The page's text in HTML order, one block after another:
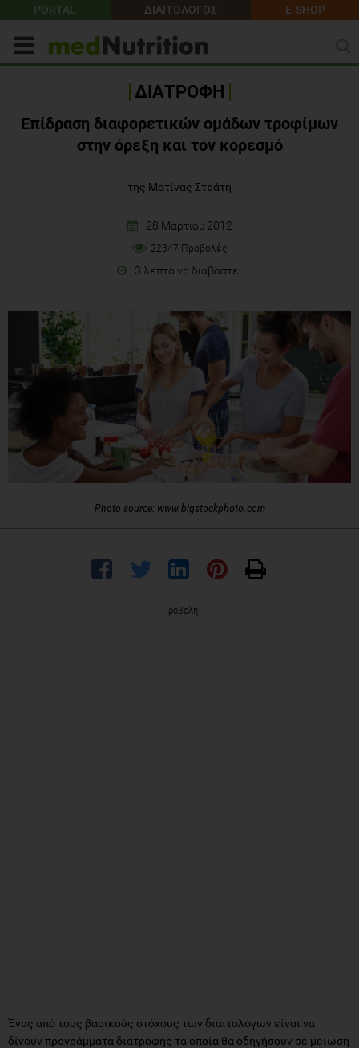
PORTAL ΔΙΑΙΤΟΛΟΓΟΣ E-SHOP
ΔΙΑΤΡΟΦΗ
Επίδραση διαφορετικών ομάδων τροφίμων
στην όρεξη και τον κορεσμό
της Ματίνας Στράτη
28 Μαρτίου 2012
22347 Προβολές
3 λεπτά να διαβαστεί
Photo source: www.bigstockphoto.com
Προβολή
Ένας από τους βασικούς στόχους των διαιτολόγων είναι να
δίνουν προγράμματα διατροφής τα οποία θα οδηγήσουν σε μείωση